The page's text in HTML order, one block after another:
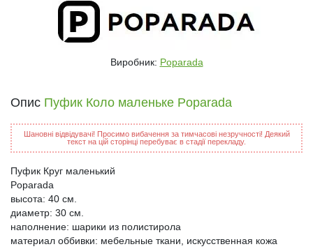
Виробник: Poparada
Опис Пуфик Коло маленьке Poparada
Шановні відвідувачі! Просимо вибачення за тимчасові незручності! Деякий
текст на цій сторінці перебуває в стадії перекладу.
Пуфик Круг маленький
Poparada
высота: 40 см.
диаметр: 30 см.
наполнение: шарики из полистирола
материал оббивки: мебельные ткани, искусственная кожа